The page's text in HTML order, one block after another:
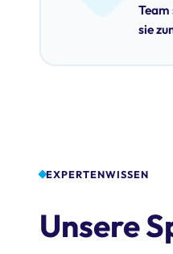
sie
EXPERTENWISSEN
Unsere